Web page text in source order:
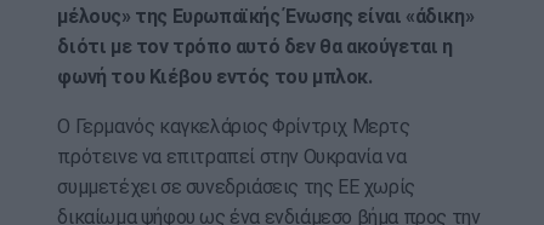
μέλους» της Ευρωπαϊκής Ένωσης είναι «άδικη»
διότι με τον τρόπο αυτό δεν θα ακούγεται η
φωνή του Κιέβου εντός του μπλοκ.
Ο Γερμανός καγκελάριος Φρίντριχ Μερτς
πρότεινε να επιτραπεί στην Ουκρανία να
συμμετέχει σε συνεδριάσεις της ΕΕ χωρίς
δικαίωμα ψήφου ως ένα ενδιάμεσο βήμα προς την